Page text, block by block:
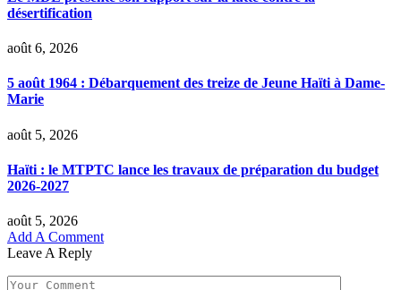
désertification
août 6, 2026
5 août 1964 : Débarquement des treize de Jeune Haïti à Dame-
Marie
août 5, 2026
Haïti : le MTPTC lance les travaux de préparation du budget
2026-2027
août 5, 2026
Add A Comment
Leave A Reply